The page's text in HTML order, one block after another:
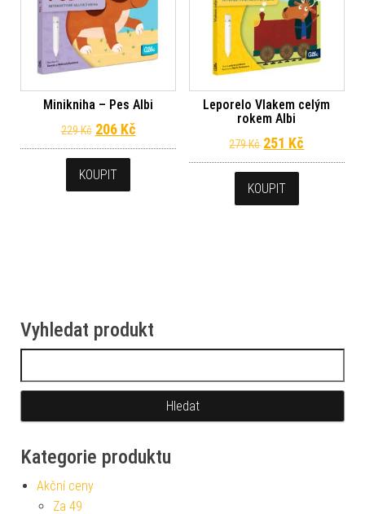
Minikniha – Pes Albi
229Kč Původní cena byla: 229 Kč.
206 KčAktuální cena je: 206 Kč.
KOUPIT
Leporelo Vlakem celým
rokem Albi
279Kč Původní cena
251 Kč
KOUPIT
Vyhledat produkt
Kategorie produktu
Akční ceny
Za 49